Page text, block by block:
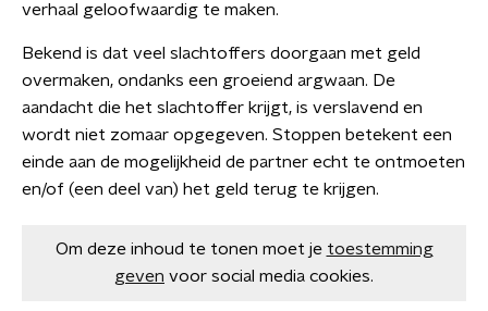
verhaal geloofwaardig te maken.
Bekend is dat veel slachtoffers doorgaan met geld
overmaken, ondanks een groeiend argwaan. De
aandacht die het slachtoffer krijgt, is verslavend en
wordt niet zomaar opgegeven. Stoppen betekent een
einde aan de mogelijkheid de partner echt te ontmoeten
en/of (een deel van) het geld terug te krijgen.
Om deze inhoud te tonen moet je toestemming
geven voor social media cookies.